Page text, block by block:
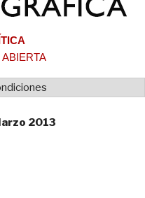
2013